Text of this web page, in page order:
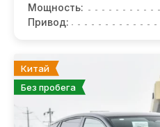
Мощность:
Привод:
Китай
Без пробега